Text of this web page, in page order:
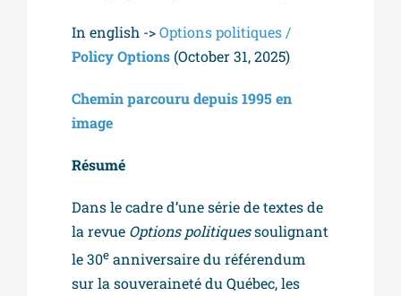
In english ->Options politiques /
Policy Options(October 31, 2025)
Chemin parcouru depuis 1995 en
image
Résumé
Dans le cadre d’une série de textes de
la revue Options politiquessoulignant
le 30e anniversaire du référendum
sur la souveraineté du Québec, les